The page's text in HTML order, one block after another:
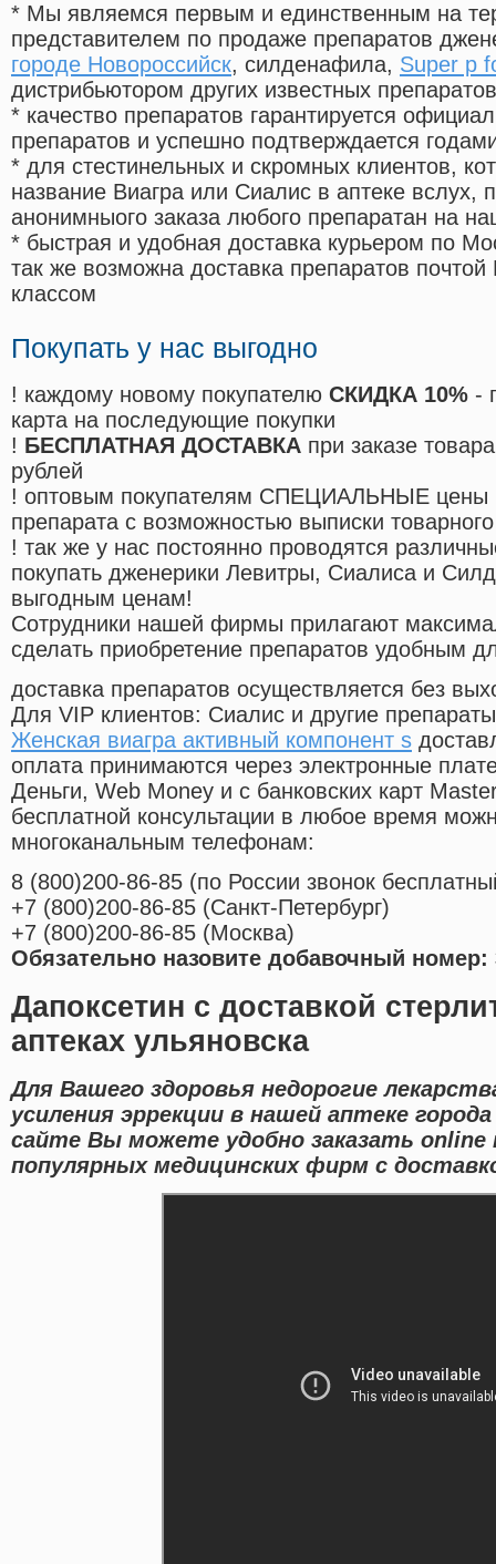
* Мы являемся первым и единственным на
представителем по продаже препаратов
городе Новороссийск, силденафила, Super p
дистрибьютором других известных препаратов
* качество препаратов гарантируется
препаратов и успешно подтверждается
* для стестинельных и скромных клиентов,
название Виагра или Сиалис в аптеке вслух,
анонимныого заказа любого препаратан на
* быстрая и удобная доставка курьером по
так же возможна доставка препаратов
классом
Покупать у нас выгодно
! каждому новому покупателю СКИДКА 10% -
карта на последующие покупки
! БЕСПЛАТНАЯ ДОСТАВКА при заказе
рублей
! оптовым покупателям СПЕЦИАЛЬНЫЕ цены
препарата с возможностью выписки
! так же у нас постоянно проводятся
покупать дженерики Левитры, Сиалиса и
выгодным ценам!
Cотрудники нашей фирмы прилагают
сделать приобретение препаратов удобным
доставка препаратов осуществляется без
Для VIP клиентов: Сиалис и другие
Женская виагра активный компонент s
оплата принимаются через электронные
Деньги, Web Money и с банковских карт
бесплатной консультации в любое время
многоканальным телефонам:
8 (800)200-86-85 (по России звонок
+7 (800)200-86-85 (Санкт-Петербург)
+7 (800)200-86-85 (Москва)
Обязательно назовите добавочный номер:
Дапоксетин с доставкой
аптеках ульяновска
Для Вашего здоровья недорогие
усиления эррекции в нашей аптеке
сайте Вы можете удобно заказать online
популярных медицинских фирм с